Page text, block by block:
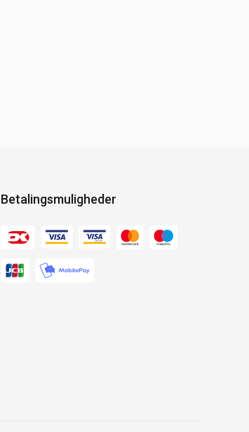
Betalingsmuligheder